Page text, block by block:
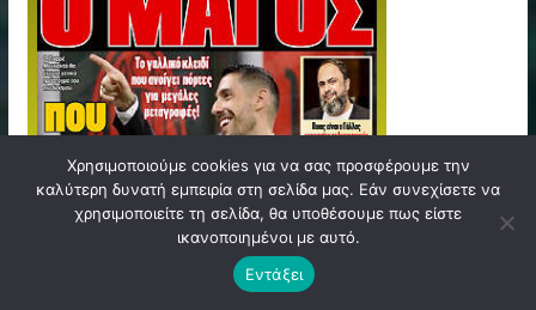
Χρησιμοποιούμε cookies για να σας προσφέρουμε την
καλύτερη δυνατή εμπειρία στη σελίδα μας. Εάν συνεχίσετε να
χρησιμοποιείτε τη σελίδα, θα υποθέσουμε πως είστε
ικανοποιημένοι με αυτό.
Εντάξει